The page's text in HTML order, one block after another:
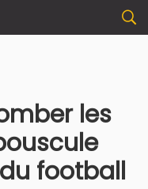
les
football